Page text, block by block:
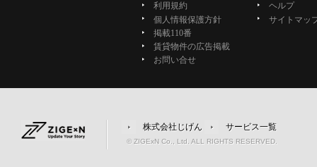
利用規約
個人情報保護方針
掲載110番
賃貸物件の広告掲載
お問い合せ
ヘルプ
サイトマッ
株式会社じげん サービス一覧
© ZIGExN Co., Ltd. ALL RIGHTS RESERVED.